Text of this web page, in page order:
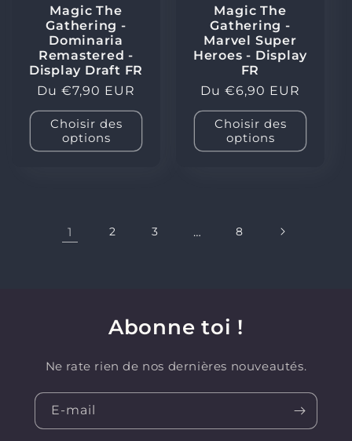
Magic The
Gathering -
Dominaria
Remastered -
Display Draft FR
Prix
habituel
Du €7,90 EUR
Choisir des
options
Magic The
Gathering -
Marvel Super
Heroes - Display
FR
Prix
habituel
Du €6,90 EUR
Choisir des
options
1 2 3 … 8
Abonne toi !
Ne rate rien de nos dernières nouveautés.
E-mail